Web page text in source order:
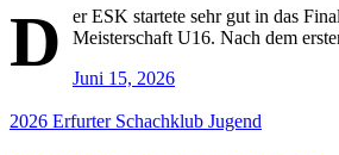
D
er ESK startete sehr gut in das
Meisterschaft U16. Nach dem
Juni 15, 2026
2026 Erfurter Schachklub Jugend